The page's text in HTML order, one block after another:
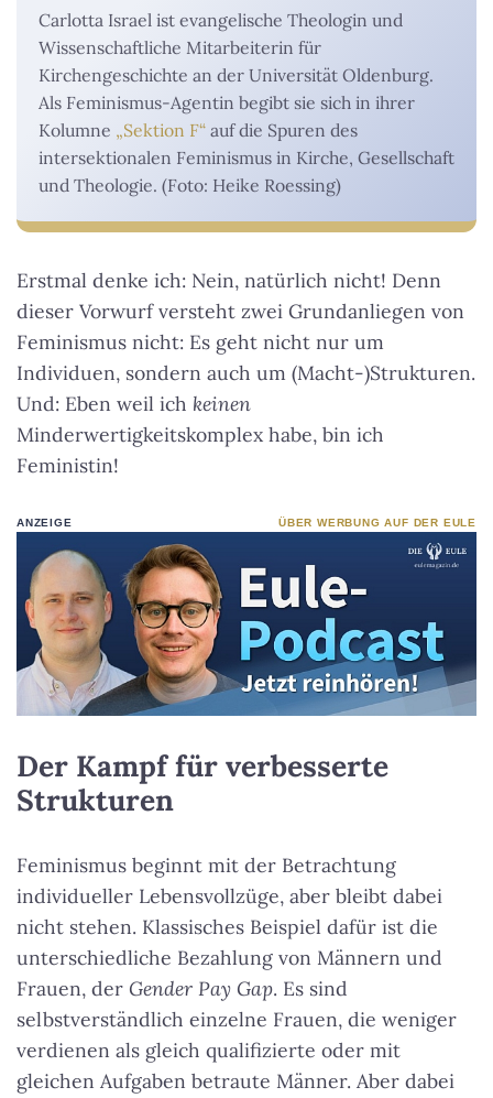
Carlotta Israel ist evangelische Theologin und
Wissenschaftliche Mitarbeiterin für
Kirchengeschichte an der Universität Oldenburg.
Als Feminismus-Agentin begibt sie sich in ihrer
Kolumne „Sektion F“ auf die Spuren des
intersektionalen Feminismus in Kirche, Gesellschaft
und Theologie. (Foto: Heike Roessing)
Erstmal denke ich: Nein, natürlich nicht! Denn
dieser Vorwurf versteht zwei Grundanliegen von
Feminismus nicht: Es geht nicht nur um
Individuen, sondern auch um (Macht-)Strukturen.
Und: Eben weil ich keinen
Minderwertigkeitskomplex habe, bin ich
Feministin!
ANZEIGE ÜBER WERBUNG AUF DER EULE
Der Kampf für verbesserte
Strukturen
Feminismus beginnt mit der Betrachtung
individueller Lebensvollzüge, aber bleibt dabei
nicht stehen. Klassisches Beispiel dafür ist die
unterschiedliche Bezahlung von Männern und
Frauen, der Gender Pay Gap. Es sind
selbstverständlich einzelne Frauen, die weniger
verdienen als gleich qualifizierte oder mit
gleichen Aufgaben betraute Männer. Aber dabei